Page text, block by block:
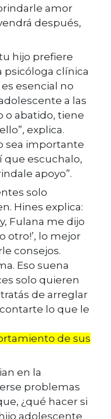
amor
después,
hijo prefiere
psicóloga clínica
esencial no
a las
o abatido, tiene
explica.
sea importante
que escuchalo,
apoyo”.
solo
Hines explica:
Fulana me dijo
otro!’, lo mejor
consejos.
Eso suena
solo quieren
de arreglar
lo que le
de sus
en la
problemas
¿qué hacer si
adolescente